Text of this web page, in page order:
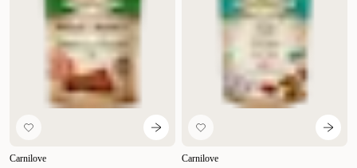
Carnilove
Carnilove